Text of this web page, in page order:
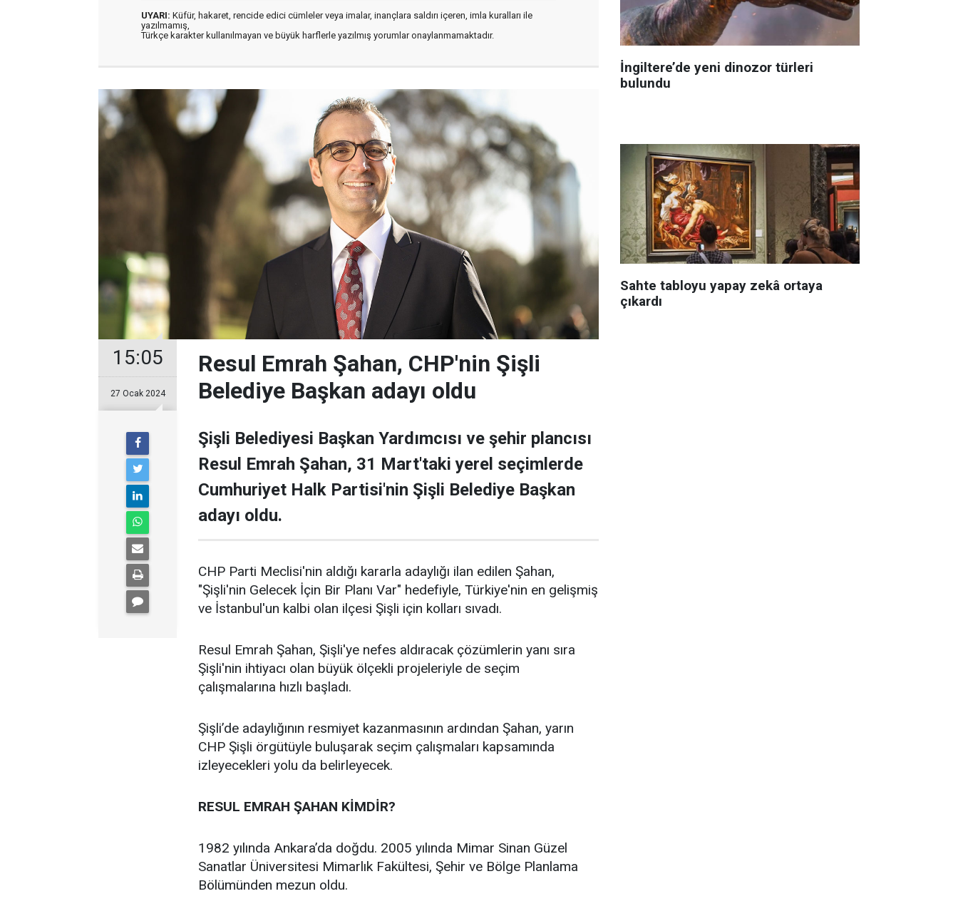
UYARI: Küfür, hakaret, rencide edici cümleler veya imalar, inançlara saldırı içeren, imla kuralları ile
yazılmamış,
Türkçe karakter kullanılmayan ve büyük harflerle yazılmış yorumlar onaylanmamaktadır.
15:05
27 Ocak 2024
Resul Emrah Şahan, CHP'nin Şişli
Belediye Başkan adayı oldu
Şişli Belediyesi Başkan Yardımcısı ve şehir plancısı
Resul Emrah Şahan, 31 Mart'taki yerel seçimlerde
Cumhuriyet Halk Partisi'nin Şişli Belediye Başkan
adayı oldu.
CHP Parti Meclisi'nin aldığı kararla adaylığı ilan edilen Şahan,
"Şişli'nin Gelecek İçin Bir Planı Var" hedefiyle, Türkiye'nin en gelişmiş
ve İstanbul'un kalbi olan ilçesi Şişli için kolları sıvadı.
Resul Emrah Şahan, Şişli'ye nefes aldıracak çözümlerin yanı sıra
Şişli'nin ihtiyacı olan büyük ölçekli projeleriyle de seçim
çalışmalarına hızlı başladı.
Şişli’de adaylığının resmiyet kazanmasının ardından Şahan, yarın
CHP Şişli örgütüyle buluşarak seçim çalışmaları kapsamında
izleyecekleri yolu da belirleyecek.
RESUL EMRAH ŞAHAN KİMDİR?
1982 yılında Ankara’da doğdu. 2005 yılında Mimar Sinan Güzel
Sanatlar Üniversitesi Mimarlık Fakültesi, Şehir ve Bölge Planlama
Bölümünden mezun oldu.
İngiltere’de yeni dinozor türleri
bulundu
Sahte tabloyu yapay zekâ ortaya
çıkardı